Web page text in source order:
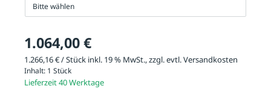
Bitte wählen
1.064,00 €
1.266,16 € / Stück inkl. 19 % MwSt., zzgl. evtl.Versandkosten
Inhalt: 1 Stück
Lieferzeit 40 Werktage